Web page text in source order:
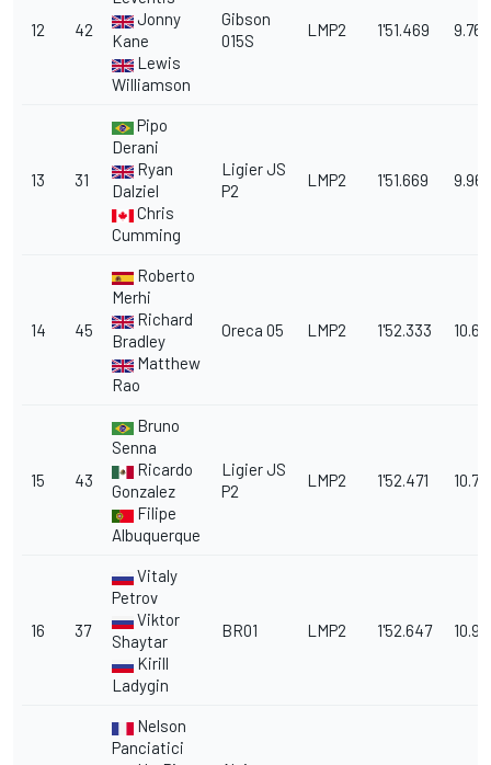
12 42
Jonny
Kane
Lewis
Williamson
Gibson
015S
LMP2 1'51.469 9.766
13 31
Pipo
Derani
Ryan
Dalziel
Chris
Cumming
Ligier JS
P2
LMP2 1'51.669 9.966
14 45
Roberto
Merhi
Richard
Bradley
Matthew
Rao
Oreca 05 LMP2 1'52.333
15 43
Bruno
Senna
Ricardo
Gonzalez
Filipe
Albuquerque
Ligier JS
P2
LMP2 1'52.471
16 37
Vitaly
Petrov
Viktor
Shaytar
Kirill
Ladygin
BR01 LMP2 1'52.647
Nelson
Panciatici